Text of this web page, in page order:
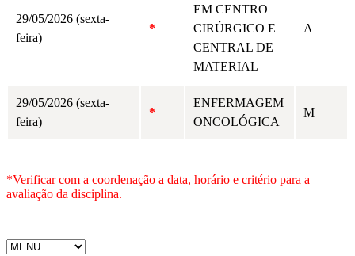
29/05/2026 (sexta-
feira)
*
EM CENTRO
CIRÚRGICO E
CENTRAL DE
MATERIAL
A
29/05/2026 (sexta-
feira)
*
ENFERMAGEM
ONCOLÓGICA
M
*Verificar com a coordenação a data, horário e critério para a
avaliação da disciplina.